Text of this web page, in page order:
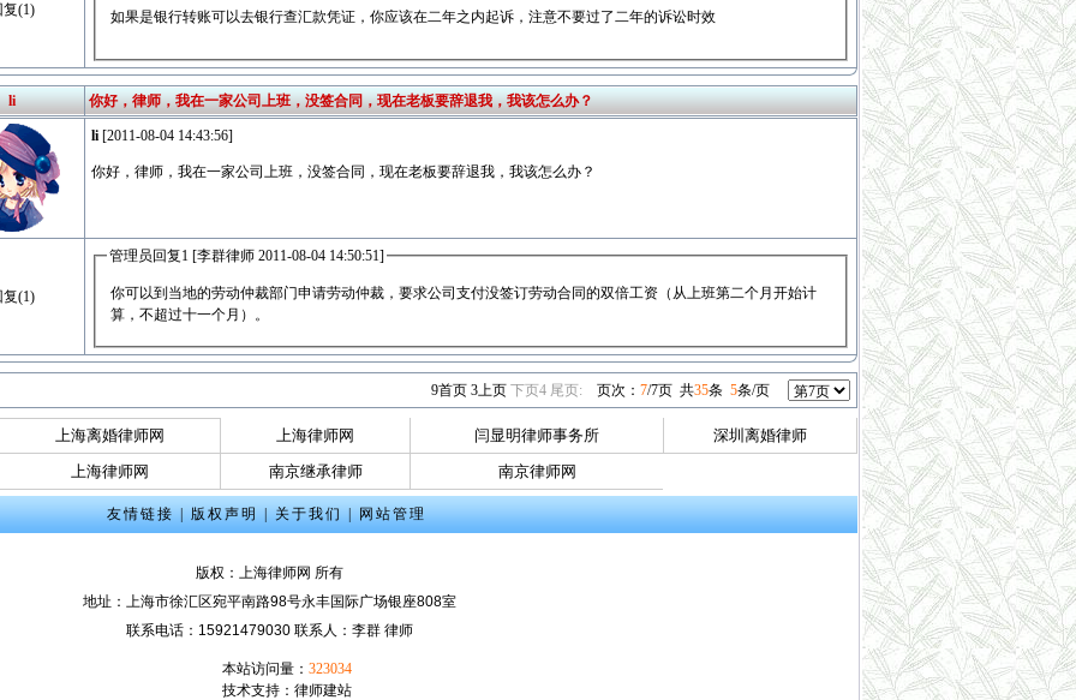
复(1) 如果是银行转账可以去银行查汇款凭证，你应该在二年之内起诉，注意不要过了二年的诉讼时效
li 你好，律师，我在一家公司上班，没签合同，现在老板要辞退我，我该怎么办？
li[2011-08-04 14:43:56]
你好，律师，我在一家公司上班，没签合同，现在老板要辞退我，我该怎么办？
复(1)
管理员回复1 [李群律师 2011-08-04 14:50:51]
你可以到当地的劳动仲裁部门申请劳动仲裁，要求公司支付没签订劳动合同的双倍工资（从上班第二个月开始计
算，不超过十一个月）。
9首页 3上页 下页4尾页: 页次： 7/7页 共35条 5条/页
上海离婚律师网 上海律师网 闫显明律师事务所
深圳离婚律师
上海律师网
南京继承律师 南京律师网
友情链接|版权声明|关于我们|网站管理
版权： 上海律师网 所有
地址：上海市徐汇区宛平南路98号永丰国际广场银座808室
联系电话：15921479030 联系人：李群 律师
本站访问量： 323034
技术支持： 律师建站